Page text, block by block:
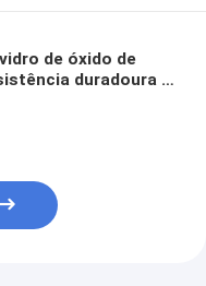
de óxido de
duradoura a